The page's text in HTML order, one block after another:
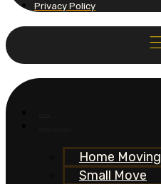
Privacy Policy
Home Moving
Small Move